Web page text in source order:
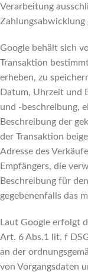
Verarbeitung
Zahlungsabwicklung
Google behält sich
Transaktion
erheben, zu
Datum, Uhrzeit und
und -beschreibung,
Beschreibung der
der Transaktion
Adresse des
Empfängers, die
Beschreibung für
gegebenenfalls das
Laut Google erfolgt
Art. 6 Abs.1 lit. f
an der
von Vorgangsdaten